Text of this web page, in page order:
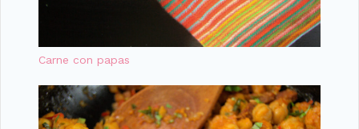
Carne con papas